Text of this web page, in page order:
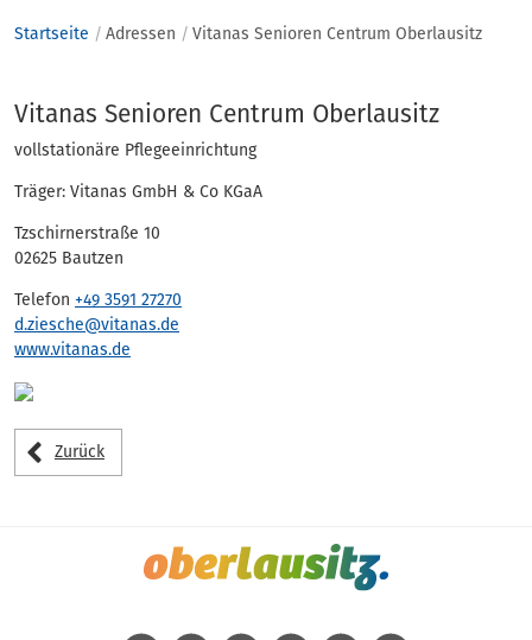
Startseite Adressen Vitanas Senioren Centrum Oberlausitz
Adressen
Vitanas Senioren Centrum Oberlausitz
vollstationäre Pflegeeinrichtung
Träger: Vitanas GmbH & Co KGaA
Tzschirnerstraße 10
02625 Bautzen
Telefon +49 3591 27270
d.ziesche@vitanas.de
www.vitanas.de
Zurück